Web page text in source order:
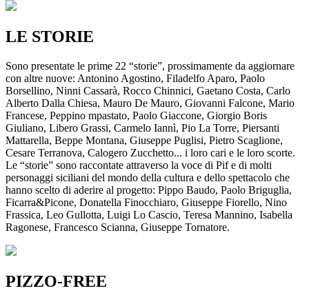
LE STORIE
Sono presentate le prime 22 “storie”, prossimamente da aggiornare
con altre nuove: Antonino Agostino, Filadelfo Aparo, Paolo
Borsellino, Ninni Cassarà, Rocco Chinnici, Gaetano Costa, Carlo
Alberto Dalla Chiesa, Mauro De Mauro, Giovanni Falcone, Mario
Francese, Peppino mpastato, Paolo Giaccone, Giorgio Boris
Giuliano, Libero Grassi, Carmelo Iannì, Pio La Torre, Piersanti
Mattarella, Beppe Montana, Giuseppe Puglisi, Pietro Scaglione,
Cesare Terranova, Calogero Zucchetto... i loro cari e le loro scorte.
Le “storie” sono raccontate attraverso la voce di Pif e di molti
personaggi siciliani del mondo della cultura e dello spettacolo che
hanno scelto di aderire al progetto: Pippo Baudo, Paolo Briguglia,
Ficarra&Picone, Donatella Finocchiaro, Giuseppe Fiorello, Nino
Frassica, Leo Gullotta, Luigi Lo Cascio, Teresa Mannino, Isabella
Ragonese, Francesco Scianna, Giuseppe Tornatore.
PIZZO-FREE